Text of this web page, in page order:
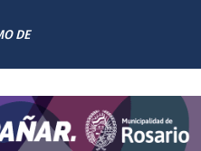
DE
Y